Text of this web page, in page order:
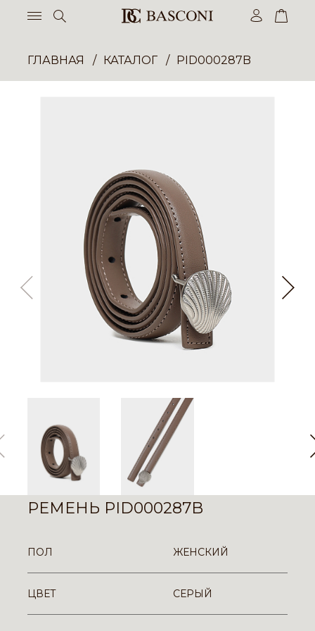
ГЛАВНАЯ КАТАЛОГ PID000287B
РЕМЕНЬ PID000287B
ПОЛ ЖЕНСКИЙ
ЦВЕТ СЕРЫЙ